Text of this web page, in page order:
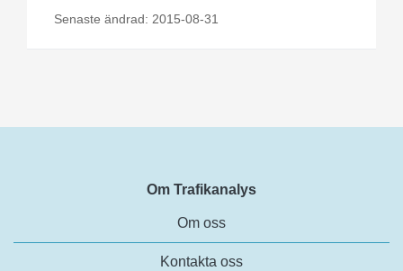
Senaste ändrad: 2015-08-31
Om Trafikanalys
Om oss
Kontakta oss